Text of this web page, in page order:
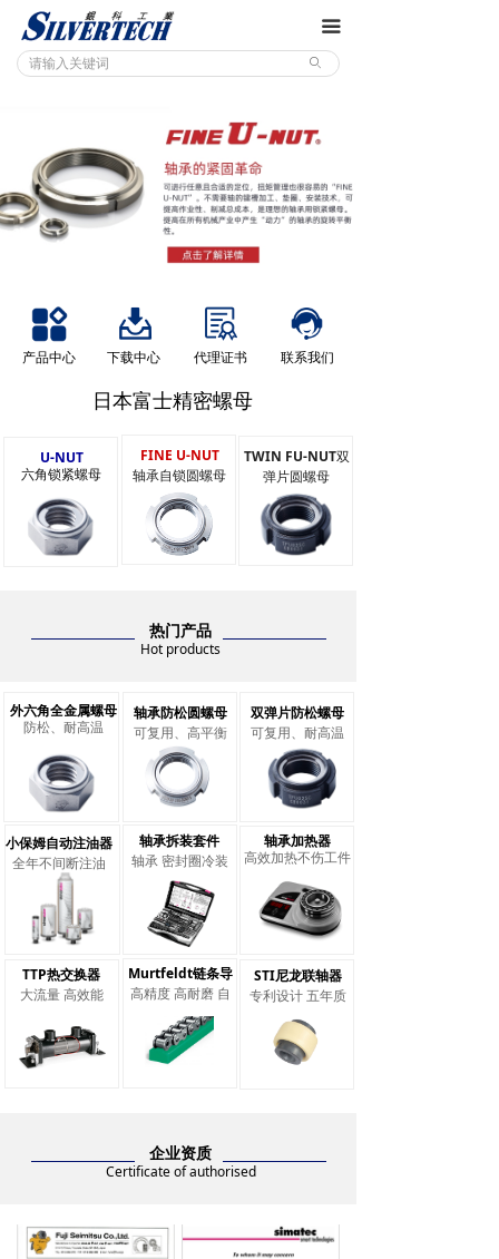
끀
ꄙ
下载中心 代理证书 联系我们
产品中心
Hot products
热门产品
外六角全金属螺母
防松、耐高温
轴承防松圆螺母
可复用、高平衡
轴承拆装套件
轴承 密封圈冷装
双弹片防松螺母
可复用、耐高温
轴承加热器
高效加热不伤工件
Murtfeldt链条导
高精度 高耐磨 自
STI尼龙联轴器
专利设计 五年质
Certificate of authorised
企业资质
日本富士精密螺母
FINE U-NUT
轴承自锁圆螺母
TWIN FU-NUT双
弹片圆螺母
U-NUT
六角锁紧螺母
小保姆自动注油器
全年不间断注油
TTP热交换器
大流量 高效能